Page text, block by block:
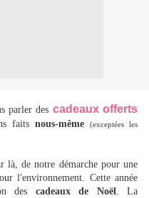
parler des cadeaux offerts
faitsnous-même
(exceptées les
là, de notre démarche pour une
l'environnement. Cette année
des cadeaux de Noël. La